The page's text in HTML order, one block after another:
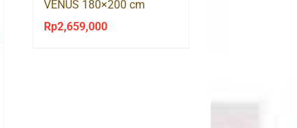
VENUS 180×200 cm
Rp2,659,000